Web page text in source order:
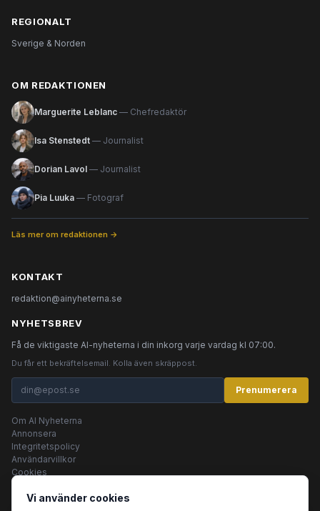
REGIONALT
Sverige & Norden
OM REDAKTIONEN
Marguerite Leblanc — Chefredaktör
Isa Stenstedt — Journalist
Dorian Lavol — Journalist
Pia Luuka — Fotograf
Läs mer om redaktionen →
KONTAKT
redaktion@ainyheterna.se
NYHETSBREV
Få de viktigaste AI-nyheterna i din inkorg varje vardag kl 07:00.
Du får ett bekräftelsemail. Kolla även skräppost.
Prenumerera
Om AI Nyheterna
Annonsera
Integritetspolicy
Användarvillkor
Cookies
Vi använder cookies